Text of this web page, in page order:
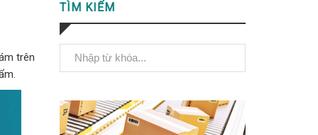
trên
TÌM KIẾM